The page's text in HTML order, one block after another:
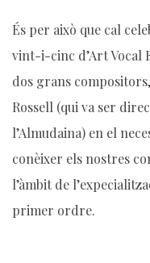
És per això que cal
vint-i-cinc d’Art Vocal
dos grans
Rossell (qui va ser
l’Almudaina) en el
conèixer els nostres
l’àmbit de
primer ordre.